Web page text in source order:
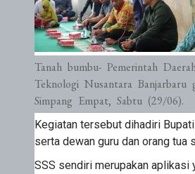
Tanah bumbu- Pemerintah
Teknologi Nusantara Banjarbaru
Simpang Empat, Sabtu (29/06).
Kegiatan tersebut dihadiri
serta dewan guru dan orang tua
SSS sendiri merupakan aplikasi